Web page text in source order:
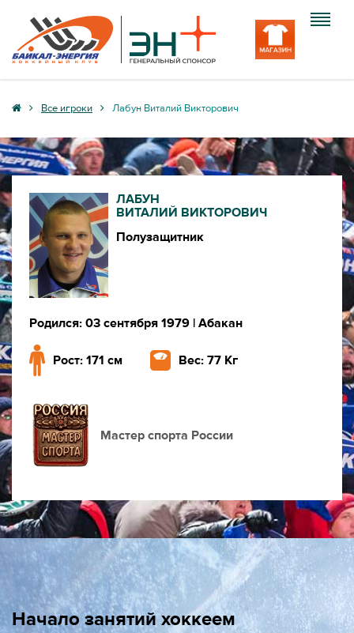
Клуб
Команда
Болельщику
Медиа
Вход
Все игроки Лабун Виталий Викторович
ЛАБУН
ВИТАЛИЙ ВИКТОРОВИЧ
Полузащитник
Родился: 03 сентября 1979 | Абакан
Рост: 171 см Вес: 77 Кг
Мастер спорта России
Начало занятий хоккеем